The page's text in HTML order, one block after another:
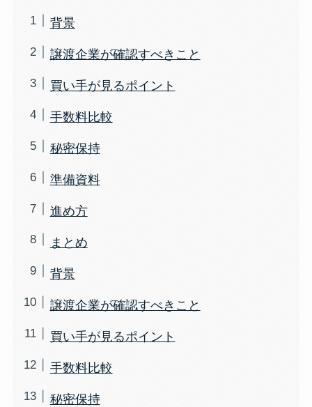
背景
譲渡企業が確認すべきこと
買い手が見るポイント
手数料比較
秘密保持
準備資料
進め方
まとめ
背景
譲渡企業が確認すべきこと
買い手が見るポイント
手数料比較
秘密保持